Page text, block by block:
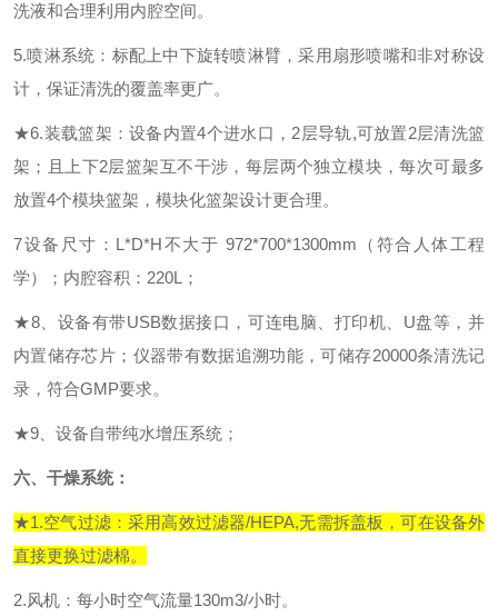
洗液和合理利用内腔空间。
5.喷淋系统：标配上中下旋转喷淋臂，采用扇形喷嘴和非对称设
计，保证清洗的覆盖率更广。
★6.装载篮架：设备内置4个进水口，2层导轨 ,可放置2层清洗篮
架 ； 且上下2层篮架互不干涉， 每层两个独立模块，每次可最多
放置4个模块篮架，模块化篮架设计更合理。
7设备尺寸：L*D*H不大于 972*700*1300mm（符合人体工程
学）
；内腔容积： 220L；
★8、 设备有带USB数据接口，可连电脑、打印机、U盘等，并
内置储存芯片 ； 仪器带有数据追溯功能，可储存20000条清洗记
录，符合GMP要求。
★9、设备自带纯水增压系统；
六、 干燥系统：
★1.空气过滤：采用高效过滤器/HEPA,无需拆盖板，可在设备外
直接更换过滤棉。
2.风机：每小时空气流量130m3/小时。